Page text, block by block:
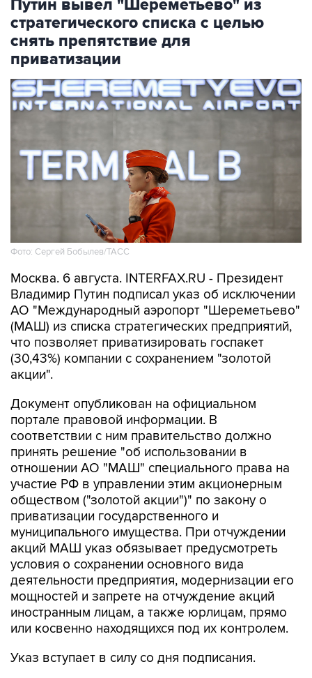
Путин вывел "Шереметьево" из
стратегического списка с целью
снять препятствие для
приватизации
Фото: Сергей Бобылев/ТАСС
Москва. 6 августа. INTERFAX.RU - Президент
Владимир Путин подписал указ об исключении
АО "Международный аэропорт "Шереметьево"
(МАШ) из списка стратегических предприятий,
что позволяет приватизировать госпакет
(30,43%) компании с сохранением "золотой
акции".
Документ опубликован на официальном
портале правовой информации. В
соответствии с ним правительство должно
принять решение "об использовании в
отношении АО "МАШ" специального права на
участие РФ в управлении этим акционерным
обществом ("золотой акции")" по закону о
приватизации государственного и
муниципального имущества. При отчуждении
акций МАШ указ обязывает предусмотреть
условия о сохранении основного вида
деятельности предприятия, модернизации его
мощностей и запрете на отчуждение акций
иностранным лицам, а также юрлицам, прямо
или косвенно находящихся под их контролем.
Указ вступает в силу со дня подписания.